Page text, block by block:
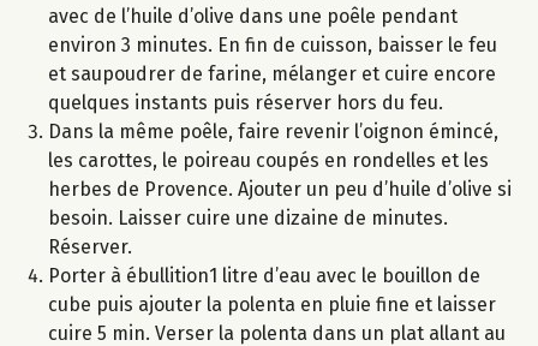
avec de l’huile d’olive dans une poêle pendant
environ 3 minutes. En fin de cuisson, baisser le feu
et saupoudrer de farine, mélanger et cuire encore
quelques instants puis réserver hors du feu.
Dans la même poêle, faire revenir l’oignon émincé,
les carottes, le poireau coupés en rondelles et les
herbes de Provence. Ajouter un peu d’huile d’olive si
besoin. Laisser cuire une dizaine de minutes.
Réserver.
Porter à ébullition1 litre d’eau avec le bouillon de
cube puis ajouter la polenta en pluie fine et laisser
cuire 5 min. Verser la polenta dans un plat allant au